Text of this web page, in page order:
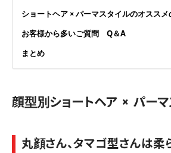
ショートヘア × パーマスタイルのオスス
お客様から多いご質問 Q＆A
まとめ
顔型別ショートヘア × パー
丸顔さん、タマゴ型さんは柔